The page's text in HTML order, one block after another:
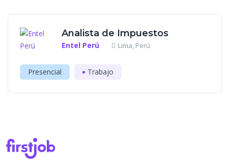
Analista de Impuestos
Entel Perú Lima, Perú
Presencial Trabajo